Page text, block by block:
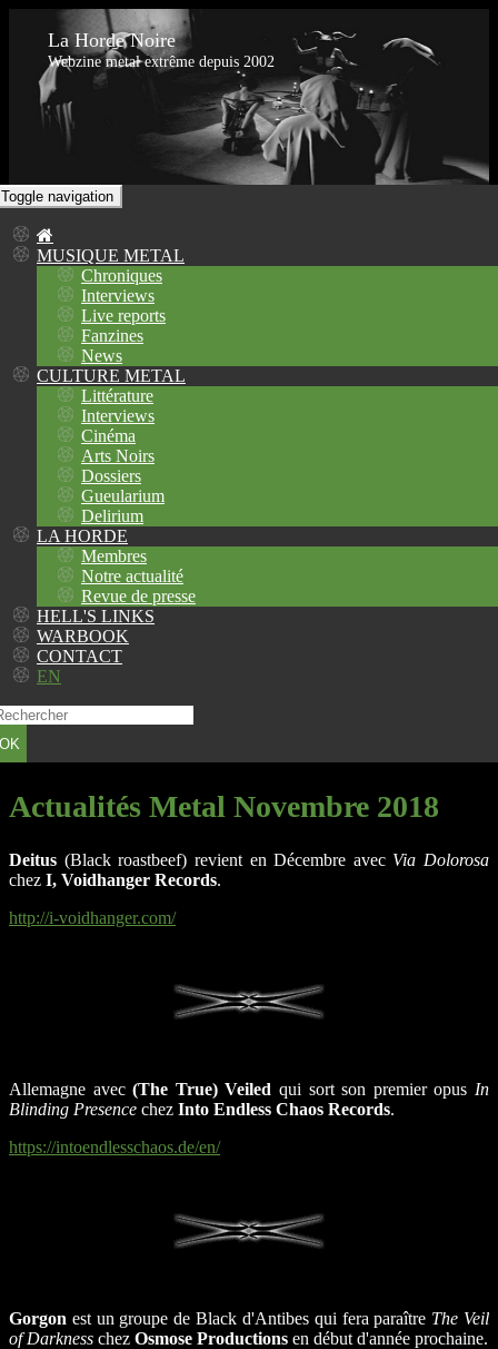
La Horde Noire
Webzine metal extrême depuis 2002
Toggle navigation
MUSIQUE METAL
Chroniques
Interviews
Live reports
Fanzines
News
CULTURE METAL
Littérature
Interviews
Cinéma
Arts Noirs
Dossiers
Gueularium
Delirium
LA HORDE
Membres
Notre actualité
Revue de presse
HELL'S LINKS
WARBOOK
CONTACT
EN
OK
Actualités Metal Novembre 2018
Deitus (Black roastbeef) revient en Décembre avec Via Dolorosa
chez I, Voidhanger Records.
http://i-voidhanger.com/
Allemagne avec(The True) Veiled qui sort son premier opus In
Blinding Presence chez Into Endless Chaos Records.
https://intoendlesschaos.de/en/
Gorgon est un groupe de Black d'Antibes qui fera paraître The Veil
of Darkness chez Osmose Productions en début d'année prochaine.